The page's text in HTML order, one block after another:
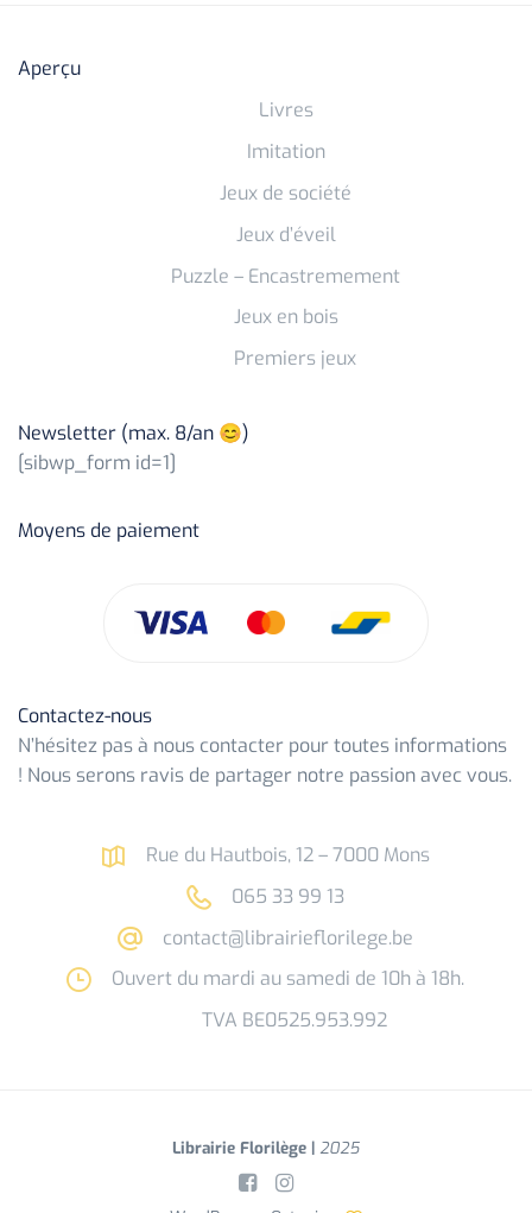
Aperçu
Livres
Imitation
Jeux de société
Jeux d’éveil
Puzzle – Encastremement
Jeux en bois
Premiers jeux
Newsletter (max. 8/an 😊)
[sibwp_form id=1]
Moyens de paiement
Contactez-nous
N’hésitez pas à nous contacter pour toutes informations
! Nous serons ravis de partager notre passion avec vous.
Rue du Hautbois, 12 – 7000 Mons
065 33 99 13
contact@librairieflorilege.be
Ouvert du mardi au samedi de 10h à 18h.
TVA BE0525.953.992
Librairie Florilège | 2025